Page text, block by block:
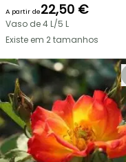
A partir de22,50 €
Vaso de 4 L/5 L
Existe em 2 tamanhos